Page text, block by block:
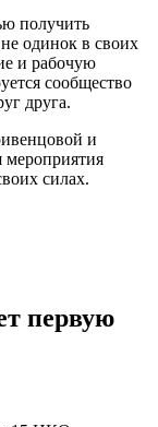
получить
одинок в своих
и рабочую
сообщество
друга.
и
мероприятия
силах.
первую